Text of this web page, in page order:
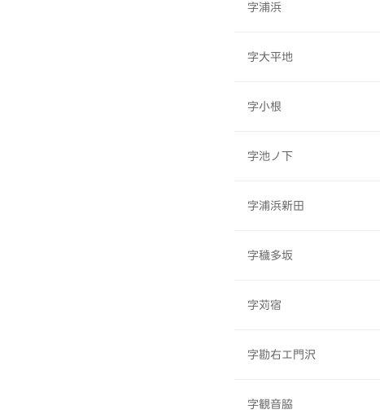
字浦浜
字大平地
字小根
字池ノ下
字浦浜新田
字穢多坂
字苅宿
字勘右エ門沢
字観音脇